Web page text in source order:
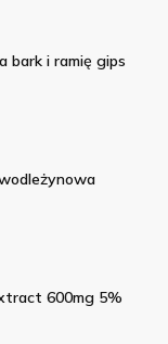
bark i ramię gips
600mg 5%